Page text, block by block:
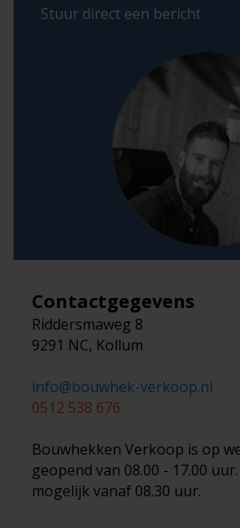
Stuur direct een bericht
Contactgegevens
Riddersmaweg 8
9291 NC, Kollum
info@bouwhek-verkoop.nl
0512 538 676
Bouwhekken Verkoop is op
geopend van 08.00 - 17.00
mogelijk vanaf 08.30 uur.